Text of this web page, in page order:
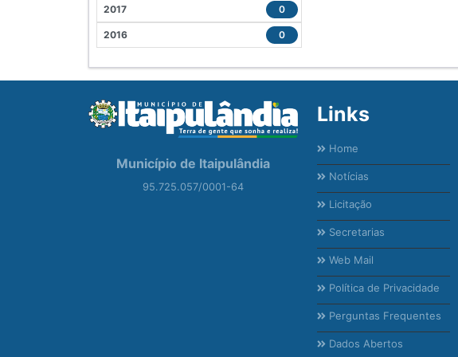
2017 0
2016 0
Município de Itaipulândia
95.725.057/0001-64
Links
Home
Notícias
Licitação
Secretarias
Web Mail
Política de Privacidade
Perguntas Frequentes
Dados Abertos